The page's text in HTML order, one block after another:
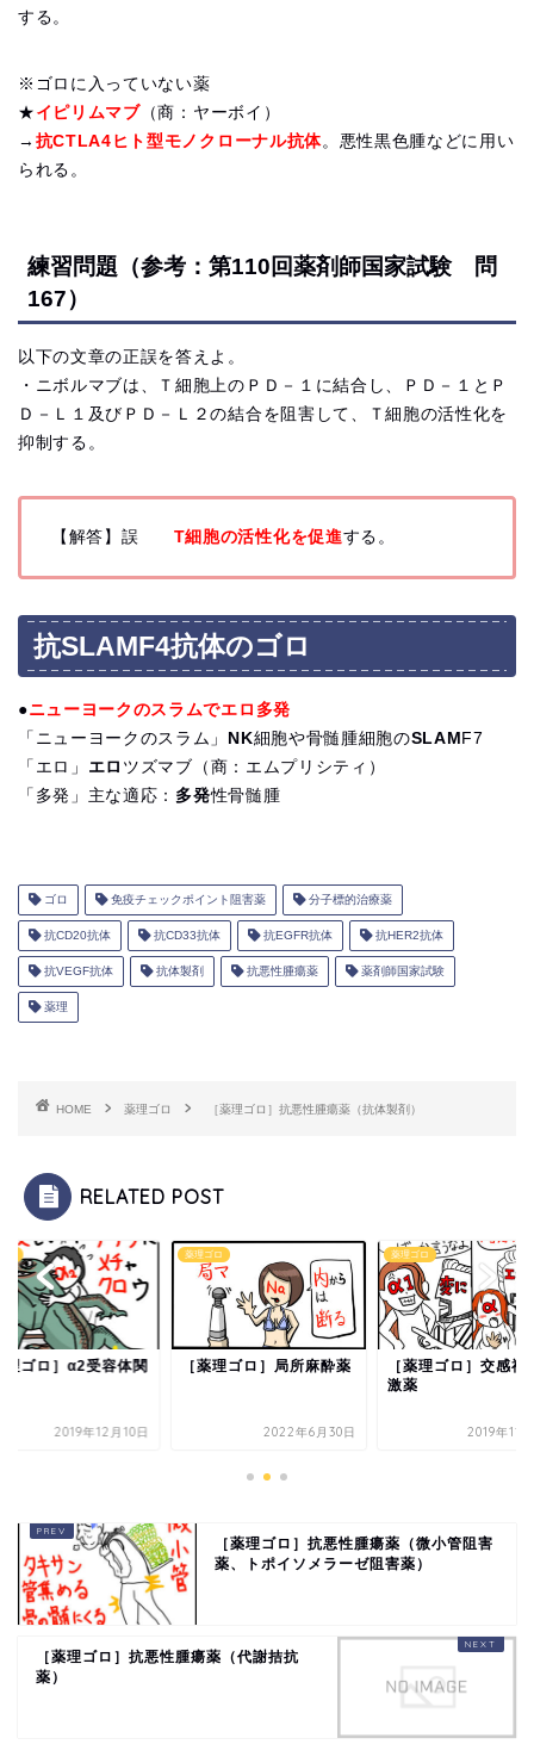
する。
※ゴロに入っていない薬
★ イピリムマブ （商：ヤーボイ）
→ 抗CTLA4ヒト型モノクローナル抗体。悪性黒色腫などに用い
られる。
練習問題（参考：第110回薬剤師国家試験 問
167）
以下の文章の正誤を答えよ。
・ニボルマブは、Ｔ細胞上のＰＤ－１に結合し、ＰＤ－１とＰ
Ｄ－ Ｌ１及びＰＤ－Ｌ２の結合を阻害して、
Ｔ細胞の活性化を
抑制する。
【解答】誤 T細胞の活性化を促進する。
抗SLAMF4抗体のゴロ
●ニューヨークのスラムでエロ多発
「ニューヨークのスラム」 NK細胞や骨髄腫細胞のSLAMF7
「エロ」 エロ ツズマブ（商：エムプリシティ）
「多発」主な適応： 多発性骨髄腫
ゴロ 免疫チェックポイント阻害薬 分子標的治療薬
抗CD20抗体 抗CD33抗体 抗EGFR抗体 抗HER2抗体
抗VEGF抗体 抗体製剤 抗悪性腫瘍薬 薬剤師国家試験
薬理
HOME 薬理ゴロ ［薬理ゴロ］抗悪性腫瘍薬（抗体製剤）
RELATED POST
理ゴロ］α2受容体関
2019年12月10日
薬理ゴロ
［薬理ゴロ］局所麻酔薬
2022年6月30日
薬理ゴロ
［薬理ゴロ］交感神
激薬
2019年11
［薬理ゴロ］抗悪性腫瘍薬（微小管阻害
薬、トポイソメラーゼ阻害薬）
［薬理ゴロ］抗悪性腫瘍薬（代謝拮抗
薬）